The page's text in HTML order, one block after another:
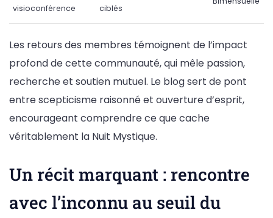
visioconférence
ciblés
Les retours des membres témoignent de l’impact
profond de cette communauté, qui mêle passion,
recherche et soutien mutuel. Le blog sert de pont
entre scepticisme raisonné et ouverture d’esprit,
encourageant comprendre ce que cache
véritablement la Nuit Mystique.
Un récit marquant : rencontre
avec l’inconnu au seuil du